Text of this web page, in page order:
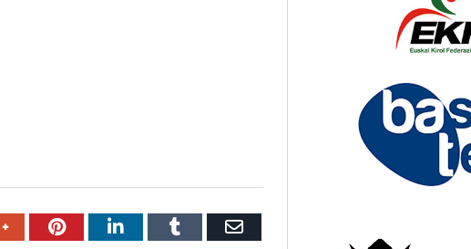
Google+Pinterest
LinkedInTumblrEmail